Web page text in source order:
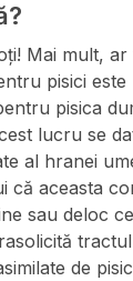
Mai mult,
pisici este
pisica
lucru se
al hranei
că aceasta
sau deloc
de